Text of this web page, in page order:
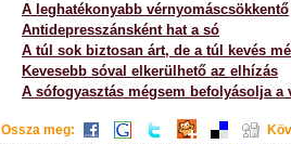
A leghatékonyabb vérnyomáscsökkentő
Antidepresszánsként hat a só
A túl sok biztosan árt, de a túl kevés
Kevesebb sóval elkerülhető az elhízás
A sófogyasztás mégsem befolyásolja a
Ossza meg: